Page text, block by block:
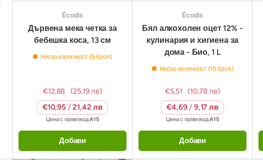
Écodis
Дървена мека четка за
бебешка коса, 13 см
Ниска наличност (5 броя)
€12,88
(25,19 лв)
€10,95 /21,42 лв
Цена с промокодA15
Добави
Écodis
Бял алкохолен оцет 12% -
кулинария и хигиена за
дома - Био, 1 L
Ниска наличност (10 броя)
€5,51
(10,78 лв)
€4,69 / 9,17 лв
Цена с промокодA15
Добави